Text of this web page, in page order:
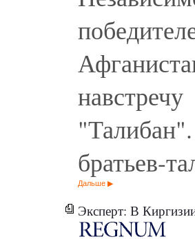
братьев-
Дальше
Эксперт: В